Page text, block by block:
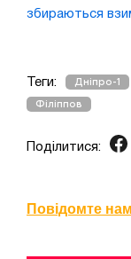
збираються
Теги: Дніпро-1
Філіппов
Поділитися:
Повідомте